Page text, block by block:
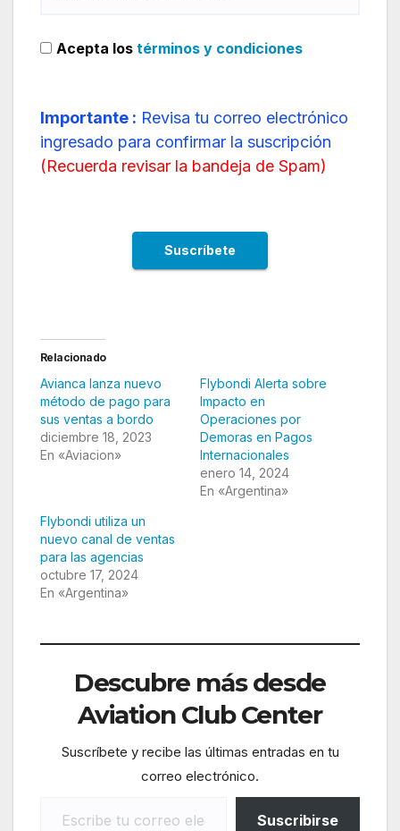
Acepta los términos y condiciones
Importante : Revisa tu correo electrónico
ingresado para confirmar la suscripción
(Recuerda revisar la bandeja de Spam)
Relacionado
Avianca lanza nuevo
método de pago para
sus ventas a bordo
diciembre 18, 2023
En «Aviacion»
Flybondi Alerta sobre
Impacto en
Operaciones por
Demoras en Pagos
Internacionales
enero 14, 2024
En «Argentina»
Flybondi utiliza un
nuevo canal de ventas
para las agencias
octubre 17, 2024
En «Argentina»
Descubre más desde
Aviation Club Center
Suscríbete y recibe las últimas entradas en tu
correo electrónico.
Suscribirse